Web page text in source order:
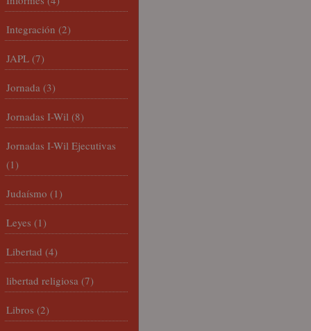
Integración (2)
JAPL (7)
Jornada (3)
Jornadas I-Wil (8)
Jornadas I-Wil Ejecutivas
(1)
Judaísmo (1)
Leyes (1)
Libertad (4)
libertad religiosa (7)
Libros (2)